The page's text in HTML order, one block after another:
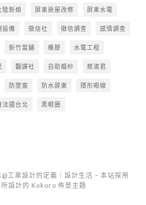
陸新娘 屏東房屋改修 屏東水電
設備 徵信社 徵信調查 感情調查
新竹當舖 橡膠 水電工程
翻譯社 自助婚紗 蔡淑君
防墜窗 防水屏東 隱形眼線
法國台北 黑眼圈
工業設計的定義｜設計生活 – 本站採用
所設計的 Kokoro 佈景主題